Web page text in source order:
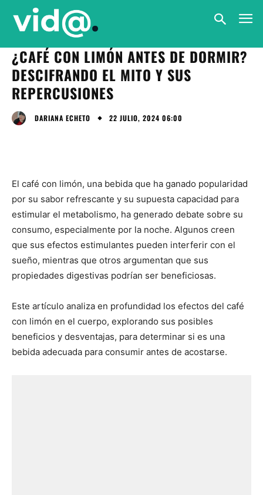
¿CAFÉ CON LIMÓN ANTES DE DORMIR?
DESCIFRANDO EL MITO Y SUS
REPERCUSIONES
DARIANA ECHETO 22 JULIO, 2024 06:00
El café con limón, una bebida que ha ganado popularidad
por su sabor refrescante y su supuesta capacidad para
estimular el metabolismo, ha generado debate sobre su
consumo, especialmente por la noche. Algunos creen
que sus efectos estimulantes pueden interferir con el
sueño, mientras que otros argumentan que sus
propiedades digestivas podrían ser beneficiosas.
Este artículo analiza en profundidad los efectos del café
con limón en el cuerpo, explorando sus posibles
beneficios y desventajas, para determinar si es una
bebida adecuada para consumir antes de acostarse.